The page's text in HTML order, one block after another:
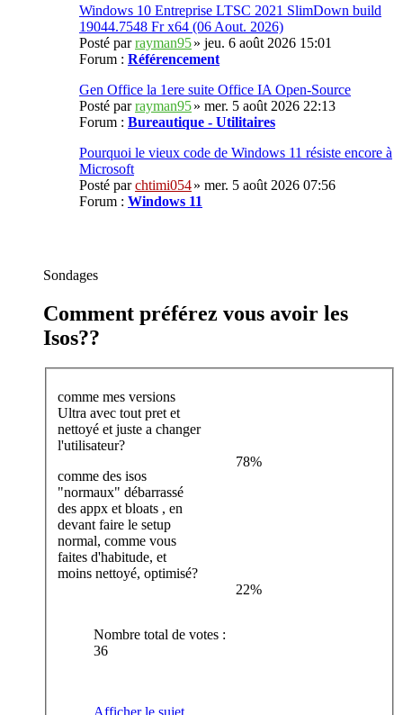
Windows 10 Entreprise LTSC 2021 SlimDown build
19044.7548 Fr x64 (06 Aout. 2026)
Posté parrayman95» jeu. 6 août 2026 15:01
Forum : Référencement
Gen Office la 1ere suite Office IA Open-Source
Posté parrayman95» mer. 5 août 2026 22:13
Forum : Bureautique - Utilitaires
Pourquoi le vieux code de Windows 11 résiste encore à
Microsoft
Posté parchtimi054» mer. 5 août 2026 07:56
Forum : Windows 11
Sondages
Comment préférez vous avoir les
Isos??
comme mes versions
Ultra avec tout pret et
nettoyé et juste a changer
l'utilisateur?
78%
comme des isos
"normaux" débarrassé
des appx et bloats , en
devant faire le setup
normal, comme vous
faites d'habitude, et
moins nettoyé, optimisé?
22%
Nombre total de votes :
36
Afficher le sujet